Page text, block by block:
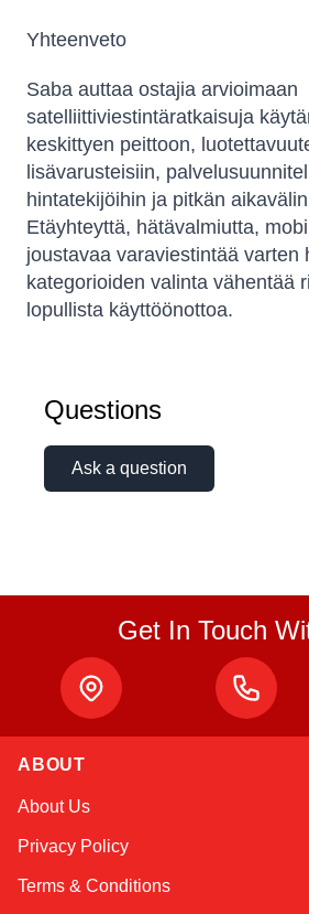
Yhteenveto
Saba auttaa ostajia arvioimaan
satelliittiviestintäratkaisuja
keskittyen peittoon,
lisävarusteisiin,
hintatekijöihin ja pitkän
Etäyhteyttä, hätävalmiutta,
joustavaa varaviestintää varten
kategorioiden valinta vähentää
lopullista käyttöönottoa.
Questions
Ask a question
Get In Touch
ABOUT
About Us
Privacy Policy
Terms & Conditions